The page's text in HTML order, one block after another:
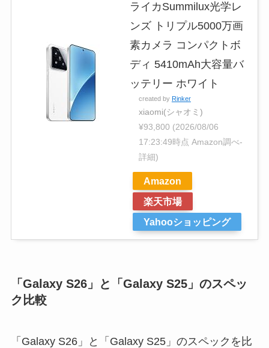
ライカSummilux光学レ
ンズ トリプル5000万画
素カメラ コンパクトボ
ディ 5410mAh大容量バ
ッテリー ホワイト
created by Rinker
xiaomi(シャオミ)
¥93,800 (2026/08/06
17:23:49時点 Amazon調べ-
詳細)
Amazon
楽天市場
Yahooショッピング
「Galaxy S26」と「Galaxy S25」のスペッ
ク比較
「Galaxy S26」と「Galaxy S25」のスペックを比